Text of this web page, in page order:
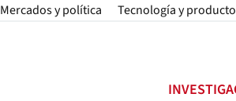
Mercados y política Tecnología y